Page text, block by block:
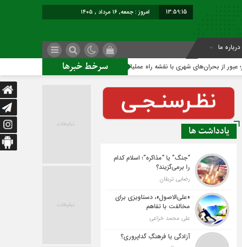
13:59:16 امروز : جمعه, ۱۶ مرداد , ۱۴۰۵
درباره ما
سرخط خبرها شهری با نقشه راه عملیاتی ساخت ساختمان اداری جدید ممنوع؛
یادداشت ها
“جنگ” یا “مذاکره”؛ اسلام کدام
را برمی‌گزیند؟
رضایی تربقان
«علی‌الاصول»، دستاویزی برای
مخالفت با تفاهم
علی محمد خزاعی
آزادگی یا فرهنگِ گداپروری؟